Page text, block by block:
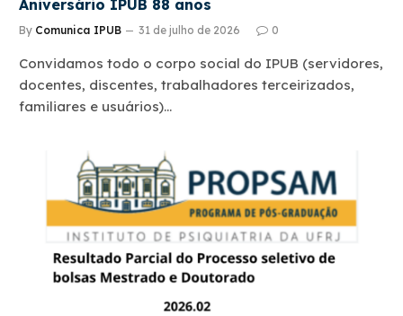
Aniversário IPUB 88 anos
By Comunica IPUB 31 de julho de 2026 0
Convidamos todo o corpo social do IPUB (servidores,
docentes, discentes, trabalhadores terceirizados,
familiares e usuários)…